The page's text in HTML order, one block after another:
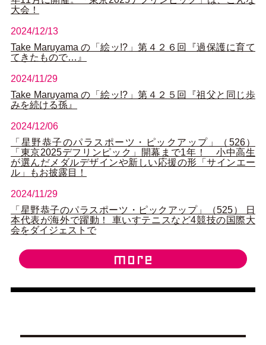
大会！
2024/12/13
Take Maruyama の「絵ッ!?」第４２６回『過保護に育て
てきたもので…』
2024/11/29
Take Maruyama の「絵ッ!?」第４２５回『祖父と同じ歩
みを続ける孫』
2024/12/06
「星野恭子のパラスポーツ・ピックアップ」（526）
「東京2025デフリンピック」開幕まで1年！ 小中高生
が選んだメダルデザインや新しい応援の形「サインエー
ル」もお披露目！
2024/11/29
「星野恭子のパラスポーツ・ピックアップ」（525） 日
本代表が海外で躍動！ 車いすテニスなど4競技の国際大
会をダイジェストで
more